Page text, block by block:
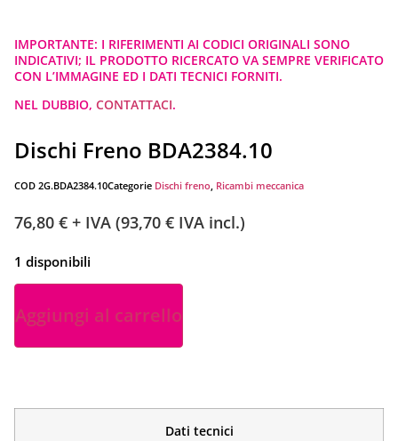
IMPORTANTE: I RIFERIMENTI AI CODICI ORIGINALI SONO
INDICATIVI; IL PRODOTTO RICERCATO VA SEMPRE VERIFICATO
CON L’IMMAGINE ED I DATI TECNICI FORNITI.
NEL DUBBIO, CONTATTACI.
Dischi Freno BDA2384.10
COD 2G.BDA2384.10Categorie Dischi freno, Ricambi meccanica
76,80 € + IVA (93,70 € IVA incl.)
1 disponibili
Aggiungi al carrello
Dati tecnici